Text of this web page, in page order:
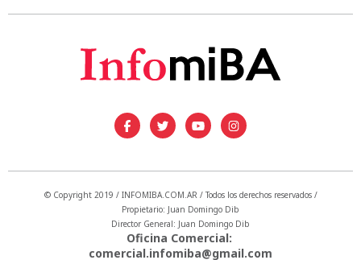
© Copyright 2019 / INFOMIBA.COM.AR / Todos los derechos reservados /
Propietario: Juan Domingo Dib
Director General: Juan Domingo Dib
Oficina Comercial:
comercial.infomiba@gmail.com